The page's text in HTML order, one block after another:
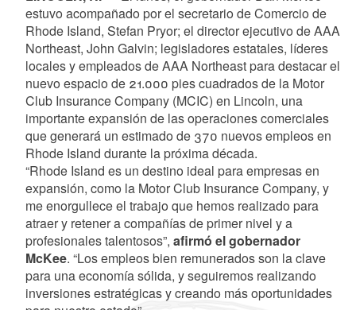
estuvo acompañado por el secretario de Comercio de
Rhode Island, Stefan Pryor; el director ejecutivo de AAA
Northeast, John Galvin; legisladores estatales, líderes
locales y empleados de AAA Northeast para destacar el
nuevo espacio de 21.000 pies cuadrados de la Motor
Club Insurance Company (MCIC) en Lincoln, una
importante expansión de las operaciones comerciales
que generará un estimado de 370 nuevos empleos en
Rhode Island durante la próxima década.
“Rhode Island es un destino ideal para empresas en
expansión, como la Motor Club Insurance Company, y
me enorgullece el trabajo que hemos realizado para
atraer y retener a compañías de primer nivel y a
profesionales talentosos”, afirmó el gobernador
McKee. “Los empleos bien remunerados son la clave
para una economía sólida, y seguiremos realizando
inversiones estratégicas y creando más oportunidades